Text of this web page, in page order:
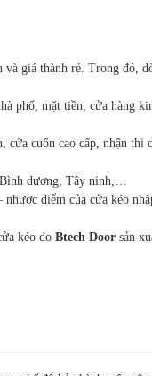
giá thành rẻ. Trong đó,
phố, mặt tiền, cửa hàng
cửa cuốn cao cấp, nhận
dương, Tây ninh,…
điểm của cửa kéo
kéo do Btech Door sản